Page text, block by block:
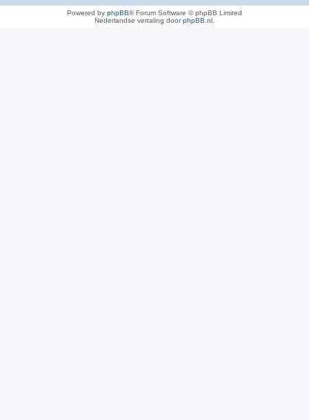
Powered by phpBB® Forum Software © phpBB Limited
Nederlandse vertaling doorphpBB.nl